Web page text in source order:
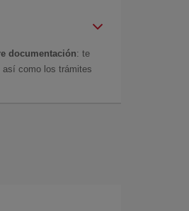
documentación: te
así como los trámites